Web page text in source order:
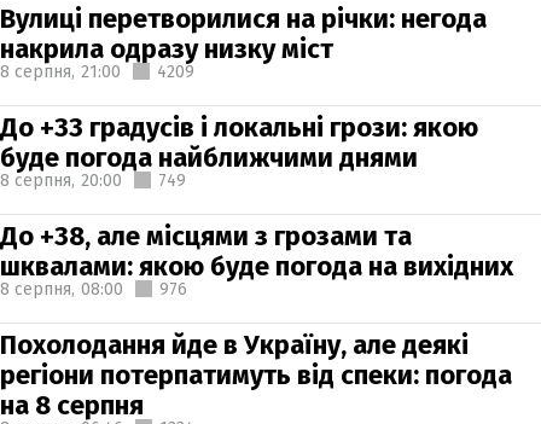
Вулиці перетворилися на річки: негода
накрила одразу низку міст
8 серпня, 21:00 4209
До +33 градусів і локальні грози: якою
буде погода найближчими днями
8 серпня, 20:00 749
До +38, але місцями з грозами та
шквалами: якою буде погода на вихідних
8 серпня, 08:00 976
Похолодання йде в Україну, але деякі
регіони потерпатимуть від спеки: погода
на 8 серпня